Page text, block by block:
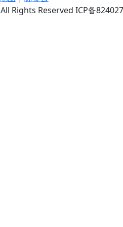
Rights Reserved ICP备